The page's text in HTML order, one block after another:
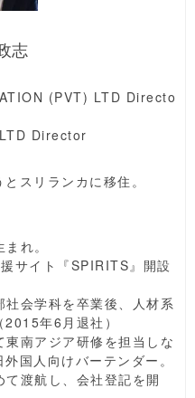
志
(PVT) LTD Directo
Director
スリランカに移住。
れ。
サイト『SPIRITS』開設
会学科を卒業後、人材系
年6月退社）
南アジア研修を担当しな
国人向けバーテンダー。
渡航し、会社登記を開